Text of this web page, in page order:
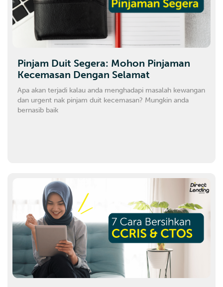
Pinjam Duit Segera: Mohon Pinjaman
Kecemasan Dengan Selamat
Apa akan terjadi kalau anda menghadapi masalah kewangan
dan urgent nak pinjam duit kecemasan? Mungkin anda
bernasib baik